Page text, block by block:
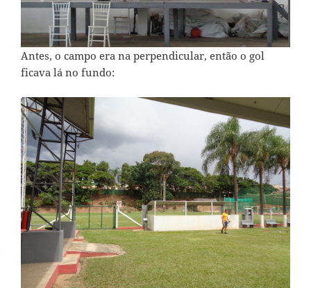
Antes, o campo era na perpendicular, então o gol
ficava lá no fundo: